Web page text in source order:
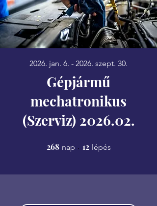
Gépjármű
mechatronikus
(Szerviz) 2026.02.
2026. jan. 6. - 2026. szept. 30.
268 nap 268 nap
12 lépés